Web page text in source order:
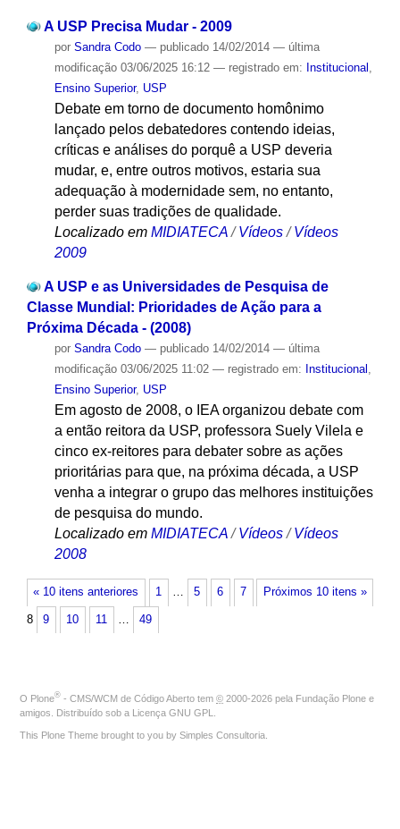
A USP Precisa Mudar - 2009
por Sandra Codo — publicado14/02/2014 — última
modificação03/06/2025 16:12 — registrado em: Institucional
Ensino Superior, USP
Debate em torno de documento homônimo
lançado pelos debatedores contendo ideias,
críticas e análises do porquê a USP deveria
mudar, e, entre outros motivos, estaria sua
adequação à modernidade sem, no entanto,
perder suas tradições de qualidade.
Localizado em MIDIATECA /Vídeos /Vídeos
2009
A USP e as Universidades de Pesquisa de
Classe Mundial: Prioridades de Ação para a
Próxima Década - (2008)
por Sandra Codo — publicado14/02/2014 — última
modificação03/06/2025 11:02 — registrado em: Institucional ,
Ensino Superior, USP
Em agosto de 2008, o IEA organizou debate com
a então reitora da USP, professora Suely Vilela e
cinco ex-reitores para debater sobre as ações
prioritárias para que, na próxima década, a USP
venha a integrar o grupo das melhores instituições
de pesquisa do mundo.
Localizado em MIDIATECA /Vídeos /Vídeos
2008
« 10 itens anteriores Próximos 10 itens »
1 … 5 6 7
8 9 10 11 … 49
O Plone® - CMS/WCM de Código Aberto tem © 2000-2026 pela Fundação Plone e
amigos. Distribuído sob a Licença GNU GPL
This Plone Theme brought to you by Simples Consultoria